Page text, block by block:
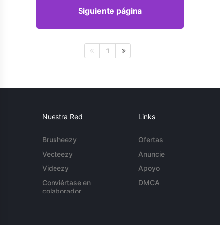
Siguiente página
1
Nuestra Red
Brusheezy
Vecteezy
Videezy
Conviértase en
colaborador
Links
Ofertas
Anuncie
Apoyo
DMCA